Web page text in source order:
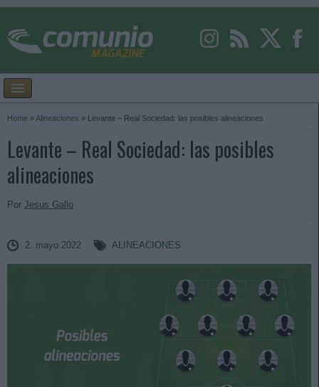
Home »Alineaciones » Levante – Real Sociedad: las posibles alineaciones
Levante – Real Sociedad: las posibles
alineaciones
Por Jesus Gallo
2. mayo 2022 ALINEACIONES